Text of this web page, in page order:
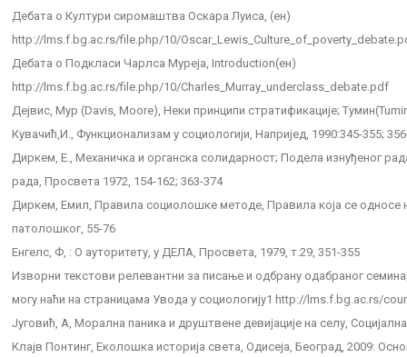
Дебата о Култури сиромаштва Оскара Луиса, (ен)
http://lms.f.bg.ac.rs/file.php/10/
Дебата о Подкласи Чарлса Муреја, Introduction(ен)
http://lms.f.bg.ac.rs/file.php/10/Charles_Murray_underclass_debate.pdf
Дејвис, Мур (Davis, Moore), Неки принципи стратификације;
Кувачић,И., Функционализам у социологији, Напријед, 1990:345-355;
Диркем, Е., Механичка и органска солидарност; Подела изнуђеног
рада, Просвета 1972, 154-162; 363-374
Диркем, Емил, Правила социолошке методе, Правила која се односе
патолошког, 55-76
Енгелс, Ф, : О ауторитету, у ДЕЛА, Просвета, 1979, т.29, 351-355
Изворни текстови релевантни за писање и одбрану одабраног
могу наћи на страницама Уводa у социологију1 http://lms.f.bg.ac.rs/
Југовић, А, Морална паника и друштвене девијације на селу,
Клајв Понтинг, Еколошка историја света, Одисеја, Београд, 2009: